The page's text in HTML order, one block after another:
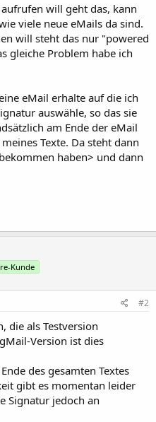
will geht das, kann
viele neue eMails da sind.
will steht das nur "powered
gleiche Problem habe ich
eMail erhalte auf die ich
auswähle, so das sie
am Ende der eMail
Texte. Da steht dann
haben> und dann
Kunde
#2
die als Testversion
Version ist dies
des gesamten Textes
gibt es momentan leider
Signatur jedoch an